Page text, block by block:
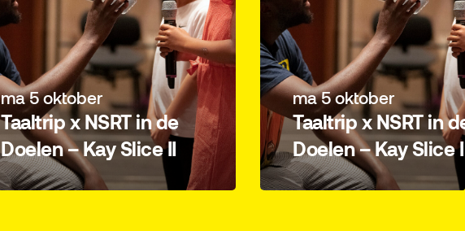
ma 5 oktober
Taaltrip x NSRT in de
Doelen – Kay Slice II
ma 5 oktober
Taaltrip x NSRT in
Doelen – Kay Slice I